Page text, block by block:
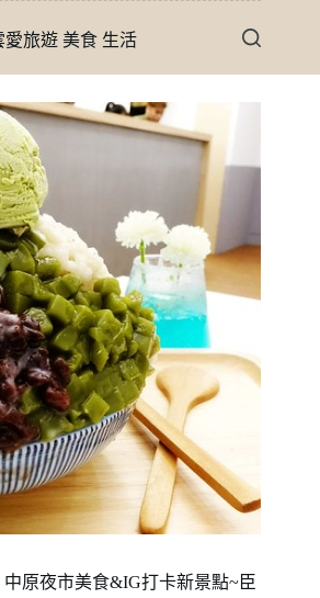
愛旅遊 美食 生活
中原夜市美食&IG打卡新景點~臣